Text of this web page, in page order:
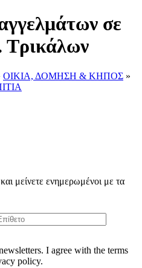
σε
Τρικάλων
ΟΙΚΙΑ, ΔΟΜΗΣΗ & ΚΗΠΟΣ »
μείνετε ενημερωμένοι με τα
I agree with the terms
policy.